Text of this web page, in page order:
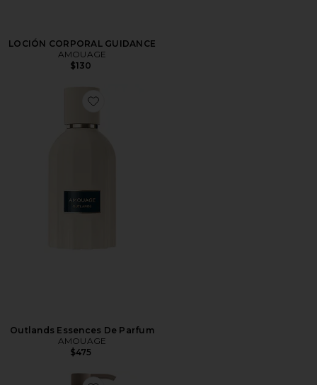
LOCIÓN CORPORAL GUIDANCE
AMOUAGE
$130
Favorite Outlands Essences De Parfum
Outlands Essences De Parfum
AMOUAGE
$475